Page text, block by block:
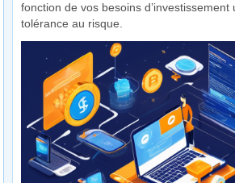
fonction de vos besoins d’investissement
tolérance au risque.